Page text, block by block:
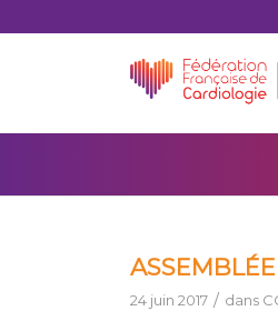
24 juin 2017 / dans